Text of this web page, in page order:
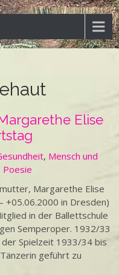
Elise
, Mensch und
Poesie
Margarethe Elise
+05.06.2000 in Dresden)
in der Ballettschule
Semperoper. 1932/33
Spielzeit 1933/34 bis
geführt zu